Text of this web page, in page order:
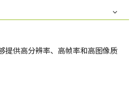
提供高分辨率、高帧率和高图像质